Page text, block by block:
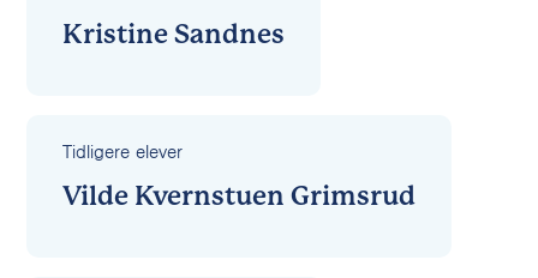
Kristine Sandnes
Tidligere elever
Vilde Kvernstuen Grimsrud